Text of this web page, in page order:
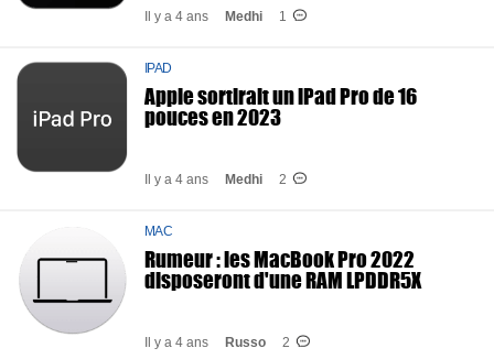
Il y a 4 ans Medhi 1
IPAD
Apple sortirait un iPad Pro de 16
pouces en 2023
Il y a 4 ans Medhi 2
MAC
Rumeur : les MacBook Pro 2022
disposeront d'une RAM LPDDR5X
Il y a 4 ans Russo 2